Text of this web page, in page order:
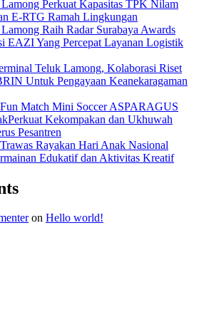
Perkuat Kapasitas TPK Nilam
E-RTG Ramah Lingkungan
Raih Radar Surabaya Awards
EAZI Yang Percepat Layanan Logistik
Teluk Lamong, Kolaborasi Riset
Untuk Pengayaan Keanekaragaman
Match Mini Soccer ASPARAGUS
Kekompakan dan Ukhuwah
Pesantren
Rayakan Hari Anak Nasional
Edukatif dan Aktivitas Kreatif
on Hello world!